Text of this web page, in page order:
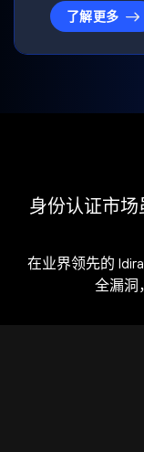
了解更多
身份认证市
在业界领先的
全漏洞